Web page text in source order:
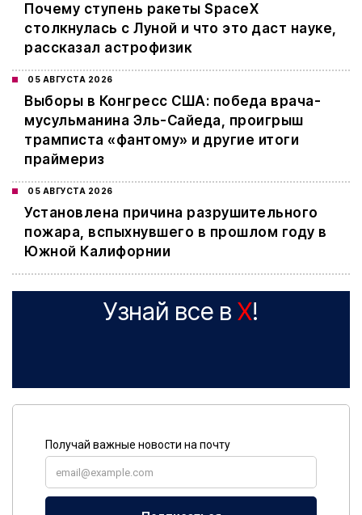
Почему ступень ракеты SpaceX
столкнулась с Луной и что это даст науке,
рассказал астрофизик
05 АВГУСТА 2026
Выборы в Конгресс США: победа врача-
мусульманина Эль-Сайеда, проигрыш
трамписта «фантому» и другие итоги
праймериз
05 АВГУСТА 2026
Установлена причина разрушительного
пожара, вспыхнувшего в прошлом году в
Южной Калифорнии
Узнай все в X!